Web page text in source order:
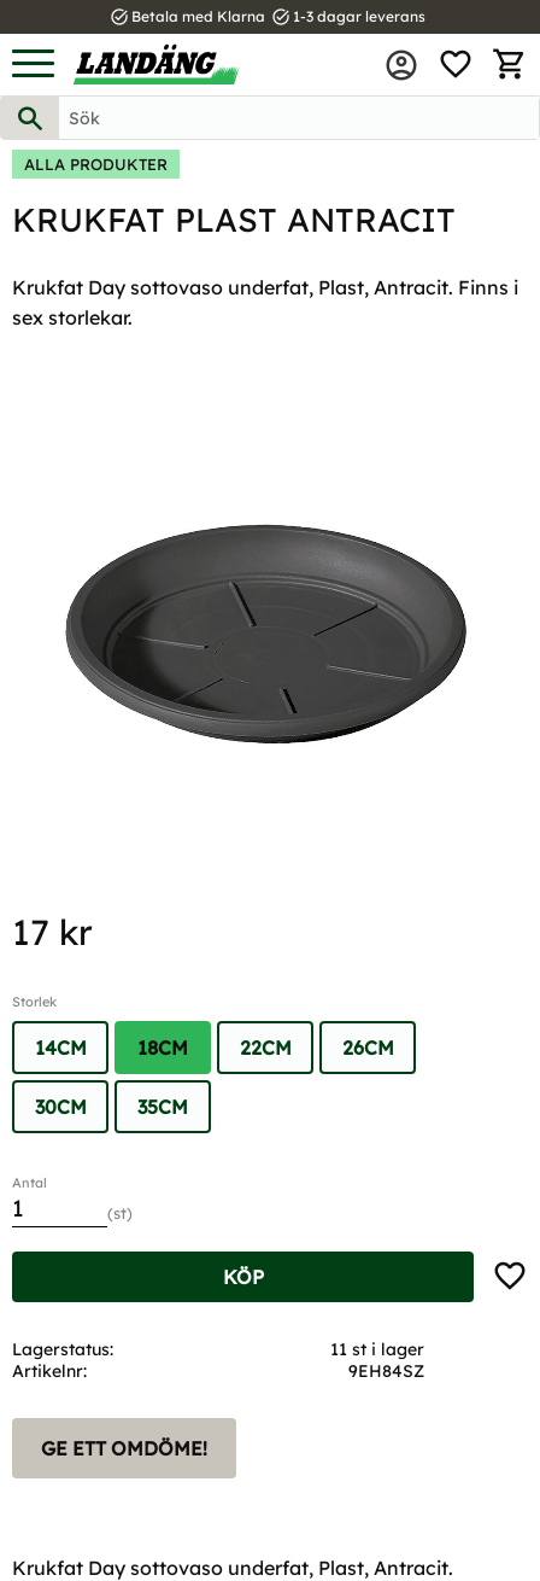
Meny
task_alt Betala med Klarna task_alt 1-3 dagar leverans
ALLA PRODUKTER
KRUKFAT PLAST ANTRACIT
Krukfat Day sottovaso underfat, Plast, Antracit. Finns i
sex storlekar.
17 kr
Storlek
14CM 18CM 22CM 26CM
30CM 35CM
Antal
st
KÖP
Lagerstatus
11 st i lager
Artikelnr
9EH84SZ
GE ETT OMDÖME!
Krukfat Day sottovaso underfat, Plast, Antracit.